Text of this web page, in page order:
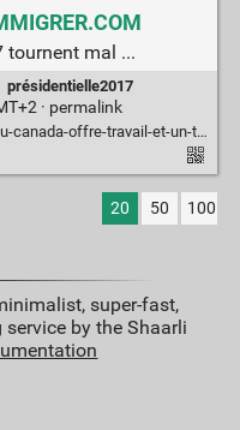
tournent mal ...
présidentielle2017
· permalink
et-un-terrain-a-ceux-qui-sy-installent/
20 50 100
super-fast,
by the Shaarli